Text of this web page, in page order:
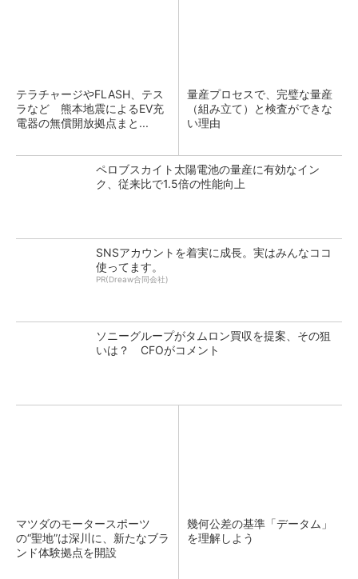
テラチャージやFLASH、テス
ラなど 熊本地震によるEV充
電器の無償開放拠点まと...
量産プロセスで、完璧な量産
（組み立て）と検査ができな
い理由
ペロブスカイト太陽電池の量産に有効なイン
ク、従来比で1.5倍の性能向上
SNSアカウントを着実に成長。実はみんなココ
使ってます。
PR(Dreaw合同会社)
ソニーグループがタムロン買収を提案、その狙
いは？ CFOがコメント
マツダのモータースポーツ
の“聖地”は深川に、新たなブラ
ンド体験拠点を開設
幾何公差の基準「データム」
を理解しよう